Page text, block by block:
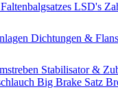
LSD's
Dichtungen &
Stabilisator &
Big Brake Satz